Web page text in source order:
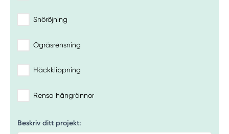
Snöröjning
Ogräsrensning
Häckklippning
Rensa hängrännor
Beskriv ditt projekt: